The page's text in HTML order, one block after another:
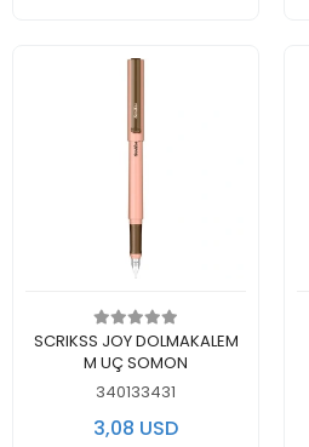
Add to cart
SCRIKSS JOY DOLMAKALEM
M UÇ SOMON
340133431
3,08 USD